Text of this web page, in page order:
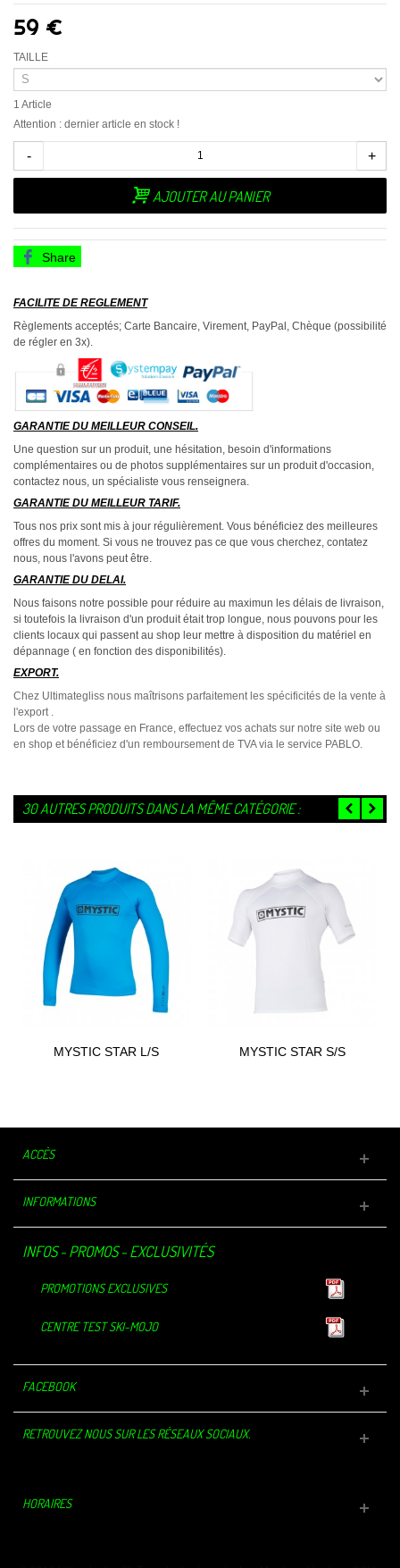
59 €
TAILLE
1 Article
Attention : dernier article en stock !
- +
AJOUTER AU PANIER
Share
FACILITE DE REGLEMENT
Règlements acceptés; Carte Bancaire, Virement, PayPal, Chèque (possibilité
de régler en 3x).
GARANTIE DU MEILLEUR CONSEIL.
Une question sur un produit, une hésitation, besoin d'informations
complémentaires ou de photos supplémentaires sur un produit d'occasion,
contactez nous, un spécialiste vous renseignera.
GARANTIE DU MEILLEUR TARIF.
Tous nos prix sont mis à jour régulièrement. Vous bénéficiez des meilleures
offres du moment. Si vous ne trouvez pas ce que vous cherchez, contatez
nous, nous l'avons peut être.
GARANTIE DU DELAI.
Nous faisons notre possible pour réduire au maximun les délais de livraison,
si toutefois la livraison d'un produit était trop longue, nous pouvons pour les
clients locaux qui passent au shop leur mettre à disposition du matériel en
dépannage ( en fonction des disponibilités).
EXPORT.
Chez Ultimategliss nous maîtrisons parfaitement les spécificités de la vente à
l'export .
Lors de votre passage en France, effectuez vos achats sur notre site web ou
en shop et bénéficiez d'un remboursement de TVA via le service PABLO.
30 AUTRES PRODUITS DANS LA MÊME CATÉGORIE :
MYSTIC STAR L/S
MYSTIC STAR S/S
ACCÈS
INFORMATIONS
INFOS - PROMOS - EXCLUSIVITÉS
PROMOTIONS EXCLUSIVES
CENTRE TEST SKI-MOJO
FACEBOOK
RETROUVEZ NOUS SUR LES RÉSEAUX SOCIAUX.
HORAIRES